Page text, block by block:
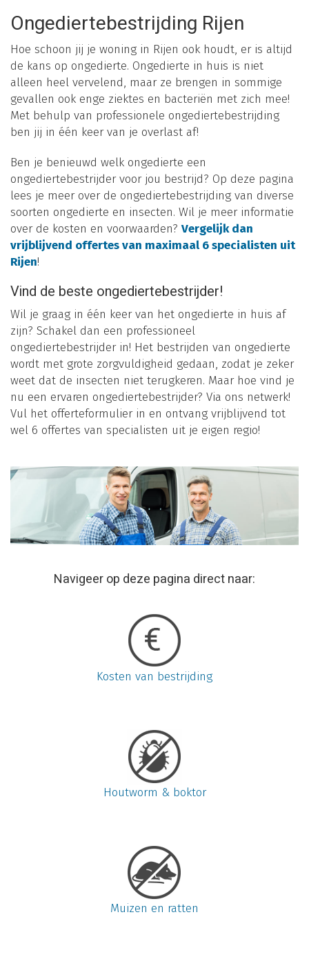
Ongediertebestrijding Rijen
Hoe schoon jij je woning in Rijen ook houdt, er is altijd
de kans op ongedierte. Ongedierte in huis is niet
alleen heel vervelend, maar ze brengen in sommige
gevallen ook enge ziektes en bacteriën met zich mee!
Met behulp van professionele ongediertebestrijding
ben jij in één keer van je overlast af!
Ben je benieuwd welk ongedierte een
ongediertebestrijder voor jou bestrijd? Op deze pagina
lees je meer over de ongediertebestrijding van diverse
soorten ongedierte en insecten. Wil je meer informatie
over de kosten en voorwaarden? Vergelijk dan
vrijblijvend offertes van maximaal 6 specialisten uit
Rijen!
Vind de beste ongediertebestrijder!
Wil je graag in één keer van het ongedierte in huis af
zijn? Schakel dan een professioneel
ongediertebestrijder in! Het bestrijden van ongedierte
wordt met grote zorgvuldigheid gedaan, zodat je zeker
weet dat de insecten niet terugkeren. Maar hoe vind je
nu een ervaren ongediertebestrijder? Via ons netwerk!
Vul het offerteformulier in en ontvang vrijblijvend tot
wel 6 offertes van specialisten uit je eigen regio!
Navigeer op deze pagina direct naar:
Kosten van bestrijding
Houtworm & boktor
Muizen en ratten